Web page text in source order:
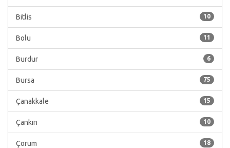
10
Bitlis
11
Bolu
6
Burdur
75
Bursa
15
Çanakkale
10
Çankırı
18
Çorum